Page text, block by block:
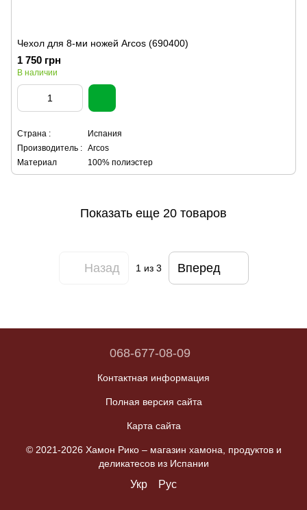
Чехол для 8-ми ножей Arcos (690400)
1 750 грн
В наличии
Страна :
Испания
Производитель : Arcos
Материал
100% полиэстер
Показать еще 20 товаров
Назад 1 из 3 Вперед
068-677-08-09
Контактная информация
Полная версия сайта
Карта сайта
© 2021-2026 Хамон Рико – магазин хамона, продуктов и
деликатесов из Испании
Укр Рус